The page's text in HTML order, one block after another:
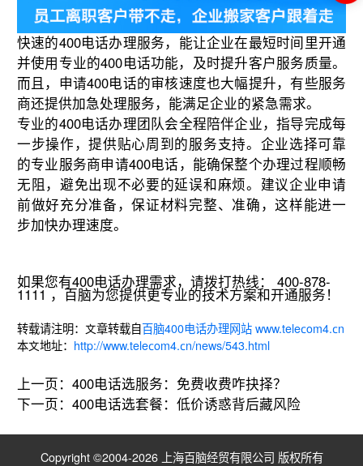
快速的400电话办理服务，能让企业在最短时间里开通
并使用专业的400电话功能，及时提升客户服务质量。
而且，申请400电话的审核速度也大幅提升，有些服务
商还提供加急处理服务，能满足企业的紧急需求。
专业的400电话办理团队会全程陪伴企业，指导完成每
一步操作，提供贴心周到的服务支持。企业选择可靠
的专业服务商申请400电话，能确保整个办理过程顺畅
无阻，避免出现不必要的延误和麻烦。建议企业申请
前做好充分准备，保证材料完整、准确，这样能进一
步加快办理速度。
如果您有400电话办理需求，请拨打热线： 400-878-
1111 ，百脑为您提供更专业的技术方案和开通服务！
转载请注明：文章转载自百脑400电话办理网站 www.telecom4.cn
本文地址： http://www.telecom4.cn/news/543.html
上一页： 400电话选服务：免费收费咋抉择？
下一页： 400电话选套餐：低价诱惑背后藏风险
Copyright ©2004-2026 上海百脑经贸有限公司 版权所有